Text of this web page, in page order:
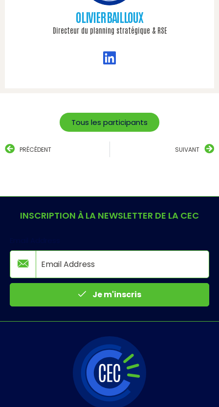
OLIVIER BAILLOUX
Directeur du planning stratégique & RSE
Tous les participants
PRÉCÉDENT SUIVANT
INSCRIPTION À LA NEWSLETTER DE LA CEC
Je m'inscris